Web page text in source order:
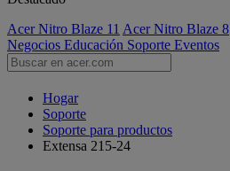
Acer Nitro Blaze 11 Acer Nitro Blaze 8
Negocios Educación Soporte Eventos
Hogar
Soporte
Soporte para productos
Extensa 215-24